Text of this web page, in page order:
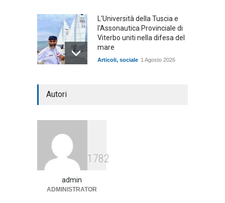
L'Università della Tuscia e
l'Assonautica Provinciale di
Viterbo uniti nella difesa del
mare
Articoli, sociale 1 Agosto 2026
arrivano i pagamenti PAC, la
Autori
1782
admin
ADMINISTRATOR